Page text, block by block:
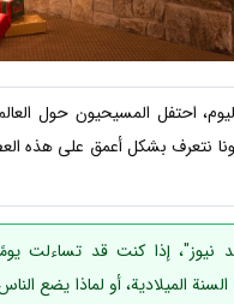
احتفل المسيحيون حول
نتعرف بشكل أعمق على هذه
نيوز"، إذا كنت قد تساءلت
الميلادية، أو لماذا يضع